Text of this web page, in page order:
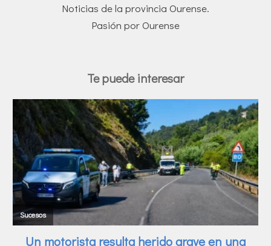
Noticias de la provincia Ourense.
Pasión por Ourense
Te puede interesar